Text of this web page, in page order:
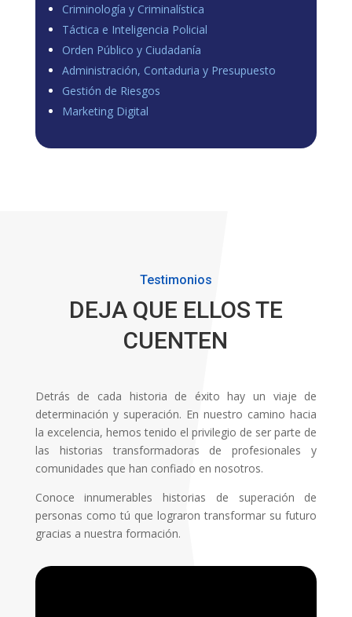
Criminología y Criminalística
Táctica e Inteligencia Policial
Orden Público y Ciudadanía
Administración, Contaduria y Presupuesto
Gestión de Riesgos
Marketing Digital
Testimonios
DEJA QUE ELLOS TE
CUENTEN
Detrás de cada historia de éxito hay un viaje de
determinación y superación. En nuestro camino hacia
la excelencia, hemos tenido el privilegio de ser parte de
las historias transformadoras de profesionales y
comunidades que han confiado en nosotros.
Conoce innumerables historias de superación de
personas como tú que lograron transformar su futuro
gracias a nuestra formación.